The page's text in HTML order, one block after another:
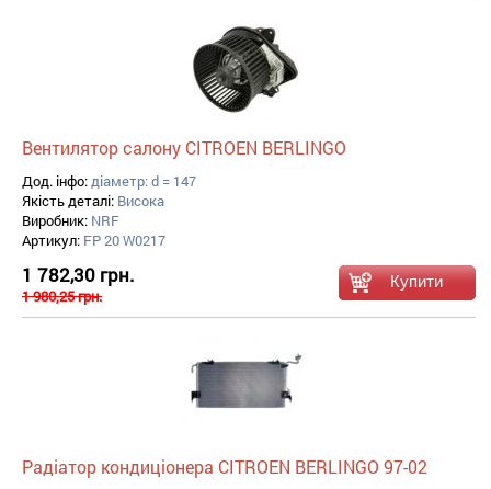
Вентилятор салону CITROEN BERLINGO
Дод. інфо:діаметр: d = 147
Якість деталі: Висока
Виробник: NRF
Артикул: FP 20 W0217
1 782,30 грн.
1 980,25 грн.
Радіатор кондиціонера CITROEN BERLINGO 97-02